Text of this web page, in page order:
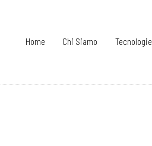
Home Chi Siamo Tecnologie